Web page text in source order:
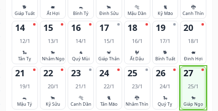
🐕
Giáp Tuất
🐖
Ất Hợi
🐀
Bính Tý
🐂
Đinh Sửu
🐅
Mậu Dần
🐈
Kỷ Mão
🐉
Canh Thìn
14
12/1
🐍
Tân Tỵ
15
13/1
🐎
Nhâm Ngọ
16
14/1
🐐
Quý Mùi
17
15/1
🐒
Giáp Thân
18
16/1
🐓
Ất Dậu
19
17/1
🐕
Bính Tuất
20
18/1
🐖
Đinh Hợi
21
19/1
🐀
Mậu Tý
22
20/1
🐂
Kỷ Sửu
23
21/1
🐅
Canh Dần
24
22/1
🐈
Tân Mão
25
23/1
🐉
Nhâm Thìn
26
24/1
🐍
Quý Tỵ
27
25/1
🐎
Giáp Ngọ